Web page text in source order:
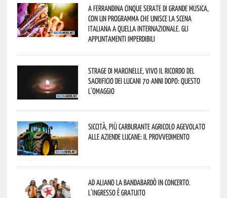
A Ferrandina cinque serate di grande musica,
con un programma che unisce la scena
italiana a quella internazionale. Gli
appuntamenti imperdibili
Strage di Marcinelle, vivo il ricordo del
sacrificio dei lucani 70 anni dopo: questo
l’omaggio
Siccità, più carburante agricolo agevolato
alle aziende lucane: il provvedimento
Ad Aliano la Bandabardò in concerto.
L’ingresso è gratuito